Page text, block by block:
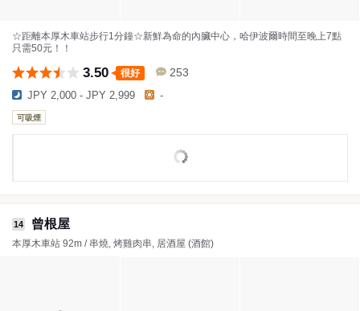
☆距離本厚木車站步行1分鐘☆新鮮為命的內臟中心，哈伊波爾時間至晚上7點
只需50元！！
3.50 很好 253
JPY 2,000 - JPY 2,999 -
可吸煙
14 曾根屋
本厚木車站 92m / 串燒, 烤雞肉串, 居酒屋 (酒館)